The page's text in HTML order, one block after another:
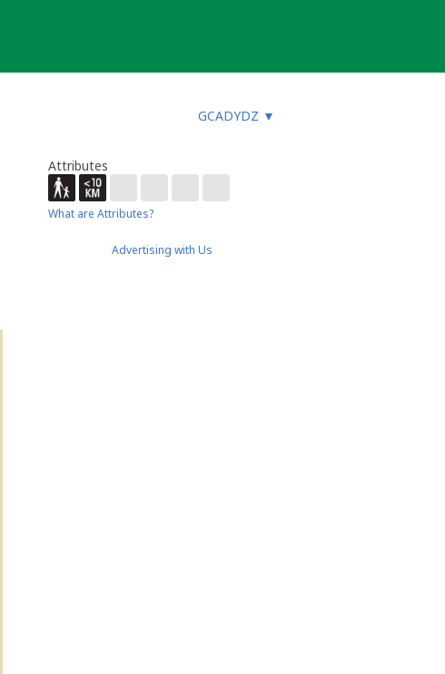
GCADYDZ ▼
Attributes
What are Attributes?
Advertising with Us